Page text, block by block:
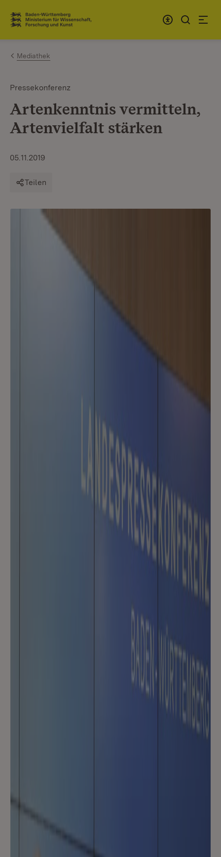
Zum Inhalt springen
Link zur Startseite
Mediathek
Pressekonferenz
Artenkenntnis vermitteln,
Artenvielfalt stärken
05.11.2019
Teilen